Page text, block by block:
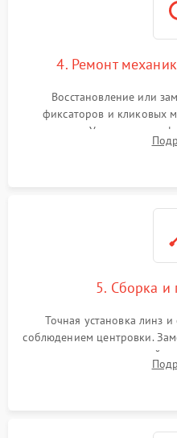
4. Ремонт
Восстановление или
фиксаторов и кликовых
поправок. Устранение
поврежденных линз,
5. Сборка и
Точная установка линз
соблюдением центровки.
нанесение влагозащитной
и заполнение его